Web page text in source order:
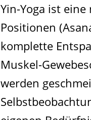
Yin-Yoga ist
Positionen
komplette
Muskel-
werden